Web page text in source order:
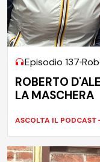
Episodio 137
ROBERTO
LA MASCHERA
ASCOLTA IL PODCAST